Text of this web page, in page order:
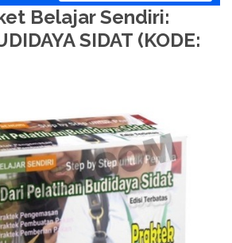
Belajar Sendiri:
SIDAT (KODE: